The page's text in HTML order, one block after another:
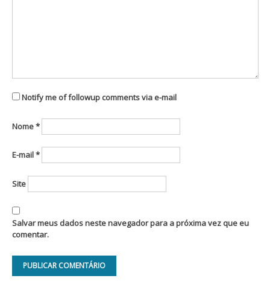
Notify me of followup comments via e-mail
Nome*
E-mail*
Site
Salvar meus dados neste navegador para a próxima vez que eu
comentar.